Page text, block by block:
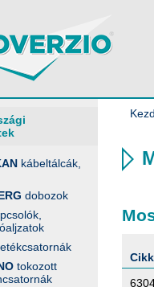
kábeltálcák,
dobozok
tokozott